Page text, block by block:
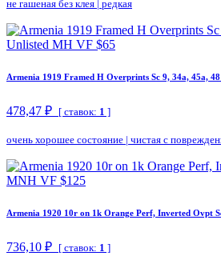
не гашеная без клея | редкая
Armenia 1919 Framed H Overprints Sc 9, 34a, 45a,
478,47 ₽ [ ставок: 1 ]
очень хорошее состояние | чистая с
Armenia 1920 10r on 1k Orange Perf, Inverted Ovpt
736,10 ₽ [ ставок: 1 ]